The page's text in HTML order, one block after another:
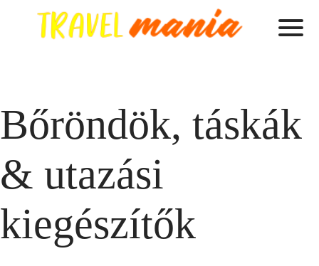
Bőröndök, táskák
& utazási
kiegészítők